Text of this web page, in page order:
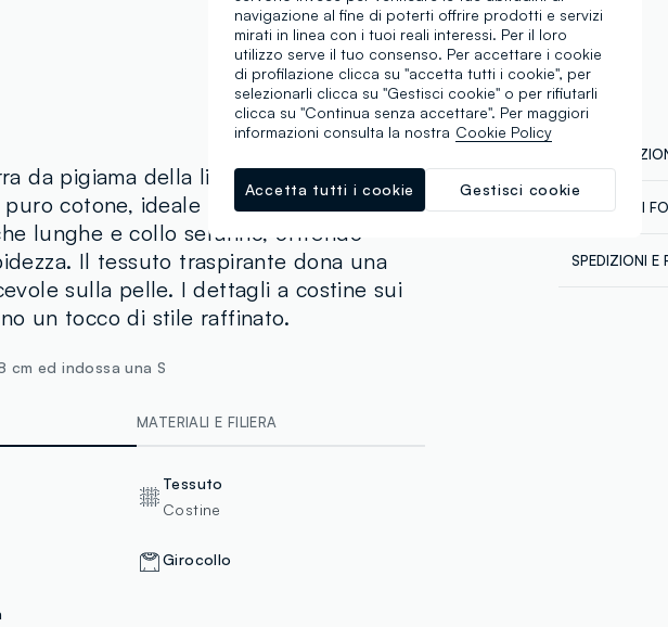
da pigiama della linea OVS è
cotone, ideale per serate di relax.
lunghe e collo serafino, offrendo
Il tessuto traspirante dona una
sulla pelle. I dettagli a costine sui
un tocco di stile raffinato.
cm ed indossa una S
MATERIALI E FILIERA
Tessuto
Costine
Girocollo
CATENA DI
Il 100% dei
SPEDIZIONI E
navigazione al fine di poterti offrire prodotti e servizi
mirati in linea con i tuoi reali interessi. Per il loro
utilizzo serve il tuo consenso. Per accettare i cookie
di profilazione clicca su "accetta tutti i cookie", per
selezionarli clicca su "Gestisci cookie" o per rifiutarli
clicca su "Continua senza accettare". Per maggiori
informazioni consulta la nostra Cookie Policy
Gestisci cookie
Accetta tutti i cookie